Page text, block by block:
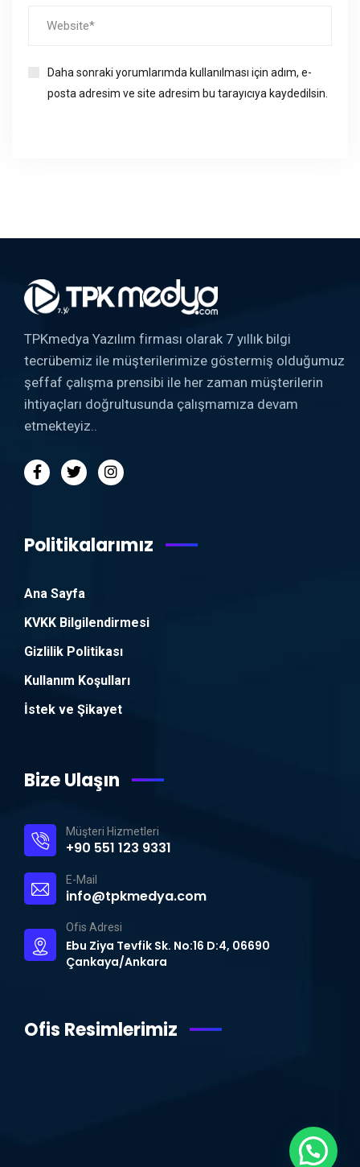
Daha sonraki yorumlarımda kullanılması için adım, e-
posta adresim ve site adresim bu tarayıcıya kaydedilsin.
TPKmedya Yazılım firması olarak 7 yıllık bilgi
tecrübemiz ile müşterilerimize göstermiş olduğumuz
şeffaf çalışma prensibi ile her zaman müşterilerin
ihtiyaçları doğrultusunda çalışmamıza devam
etmekteyiz..
Politikalarımız
Ana Sayfa
KVKK Bilgilendirmesi
Gizlilik Politikası
Kullanım Koşulları
İstek ve Şikayet
Bize Ulaşın
Müşteri Hizmetleri
+90 551 123 9331
E-Mail
info@tpkmedya.com
Ofis Adresi
Ebu Ziya Tevfik Sk. No:16 D:4, 06690
Çankaya/Ankara
Ofis Resimlerimiz